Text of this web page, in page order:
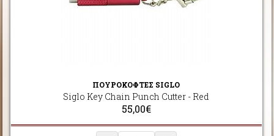
ΠΟΥΡΟΚΟΦΤΕΣ SIGLO
Siglo Key Chain Punch Cutter - Red
55,00€